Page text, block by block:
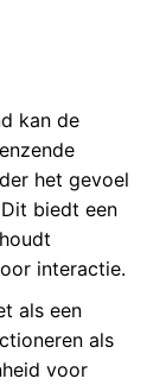
kan de
het gevoel
biedt een
interactie.
als een
als
voor